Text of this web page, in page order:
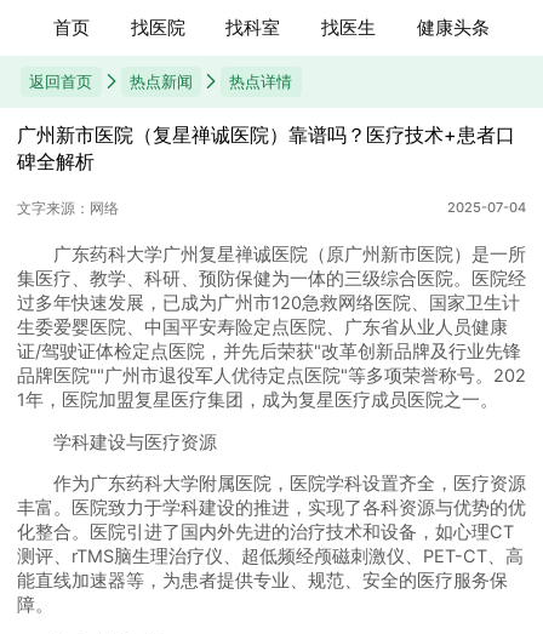
首页 找医院 找科室 找医生 健康头条
返回首页 热点新闻 热点详情
​​广州新市医院（复星禅诚医院）靠谱吗？医疗技术+患者口
碑全解析
文字来源：网络 2025-07-04
广东药科大学广州复星禅诚医院（原广州新市医院）是一所
集医疗、教学、科研、预防保健为一体的三级综合医院。医院经
过多年快速发展，已成为广州市120急救网络医院、国家卫生计
生委爱婴医院、中国平安寿险定点医院、广东省从业人员健康
证/驾驶证体检定点医院，并先后荣获"改革创新品牌及行业先锋
品牌医院""广州市退役军人优待定点医院"等多项荣誉称号。202
1年，医院加盟复星医疗集团，成为复星医疗成员医院之一。
学科建设与医疗资源
作为广东药科大学附属医院，医院学科设置齐全，医疗资源
丰富。医院致力于学科建设的推进，实现了各科资源与优势的优
化整合。医院引进了国内外先进的治疗技术和设备，如心理CT
测评、rTMS脑生理治疗仪、超低频经颅磁刺激仪、PET-CT、高
能直线加速器等，为患者提供专业、规范、安全的医疗服务保
障。